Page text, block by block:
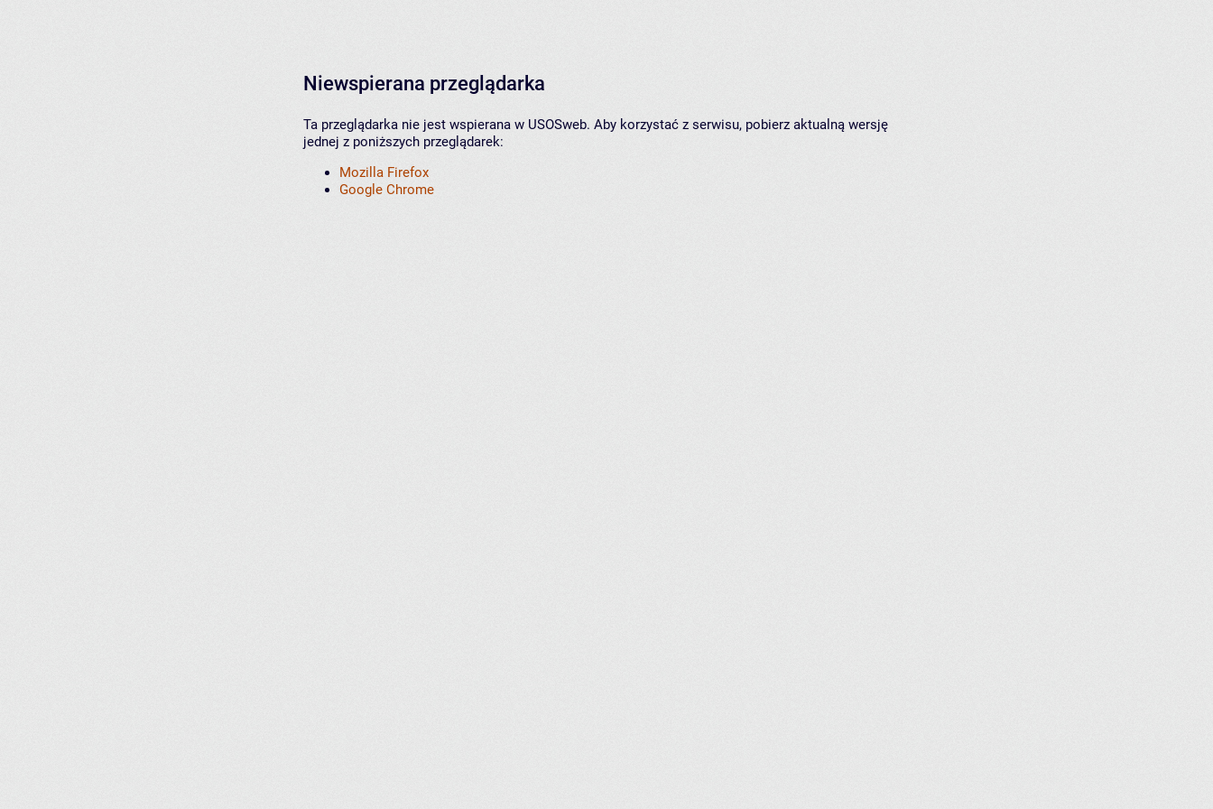
Niewspierana przeglądarka
Ta przeglądarka nie jest wspierana w USOSweb. Aby korzystać z serwisu, pobierz aktualną wersję
jednej z poniższych przeglądarek:
Mozilla Firefox
Google Chrome